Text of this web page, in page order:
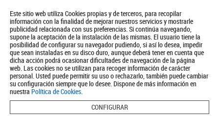
Este sitio web utiliza Cookies propias y de terceros, para recopilar
información con la finalidad de mejorar nuestros servicios y mostrarle
publicidad relacionada con sus preferencias. Si continúa navegando,
supone la aceptación de la instalación de las mismas. El usuario tiene la
posibilidad de configurar su navegador pudiendo, si así lo desea, impedir
que sean instaladas en su disco duro, aunque deberá tener en cuenta que
dicha acción podrá ocasionar dificultades de navegación de la página
web. Las cookies no se utilizan para recoger información de carácter
personal. Usted puede permitir su uso o rechazarlo, también puede cambiar
su configuración siempre que lo desee. Dispone de más información en
nuestra Política de Cookies.
CONFIGURAR
Quiénes somos Turismo Política de Privacidad Aviso Legal
Política de Cookies
BUSCAR